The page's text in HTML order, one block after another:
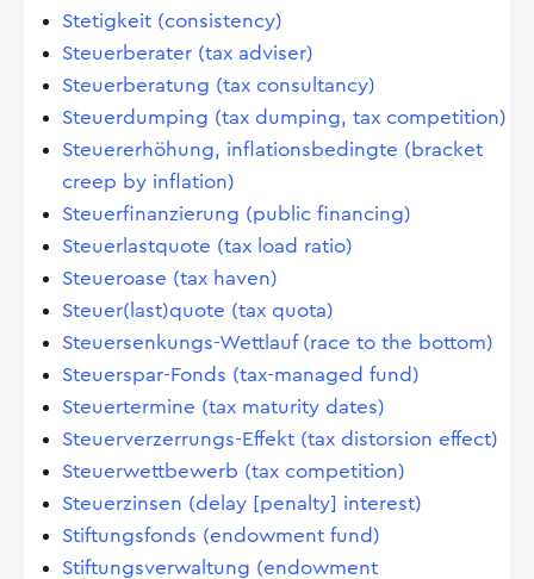
Stetigkeit (consistency)
Steuerberater (tax adviser)
Steuerberatung (tax consultancy)
Steuerdumping (tax dumping, tax competition)
Steuererhöhung, inflationsbedingte (bracket
creep by inflation)
Steuerfinanzierung (public financing)
Steuerlastquote (tax load ratio)
Steueroase (tax haven)
Steuer(last)quote (tax quota)
Steuersenkungs-Wettlauf (race to the bottom)
Steuerspar-Fonds (tax-managed fund)
Steuertermine (tax maturity dates)
Steuerverzerrungs-Effekt (tax distorsion effect)
Steuerwettbewerb (tax competition)
Steuerzinsen (delay [penalty] interest)
Stiftungsfonds (endowment fund)
Stiftungsverwaltung (endowment